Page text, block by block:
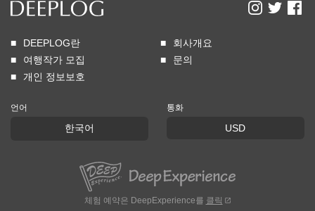
DEEPLOG란
회사개요
여행작가 모집
문의
개인 정보보호
언어
한국어
통화
USD
체험 예약은 DeepExperience를 클릭